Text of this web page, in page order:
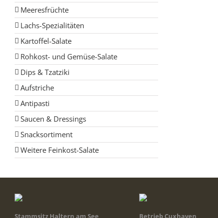
Meeresfrüchte
Lachs-Spezialitäten
Kartoffel-Salate
Rohkost- und Gemüse-Salate
Dips & Tzatziki
Aufstriche
Antipasti
Saucen & Dressings
Snacksortiment
Weitere Feinkost-Salate
Stammsitz Haltern am See Betrieb Cuxhaven